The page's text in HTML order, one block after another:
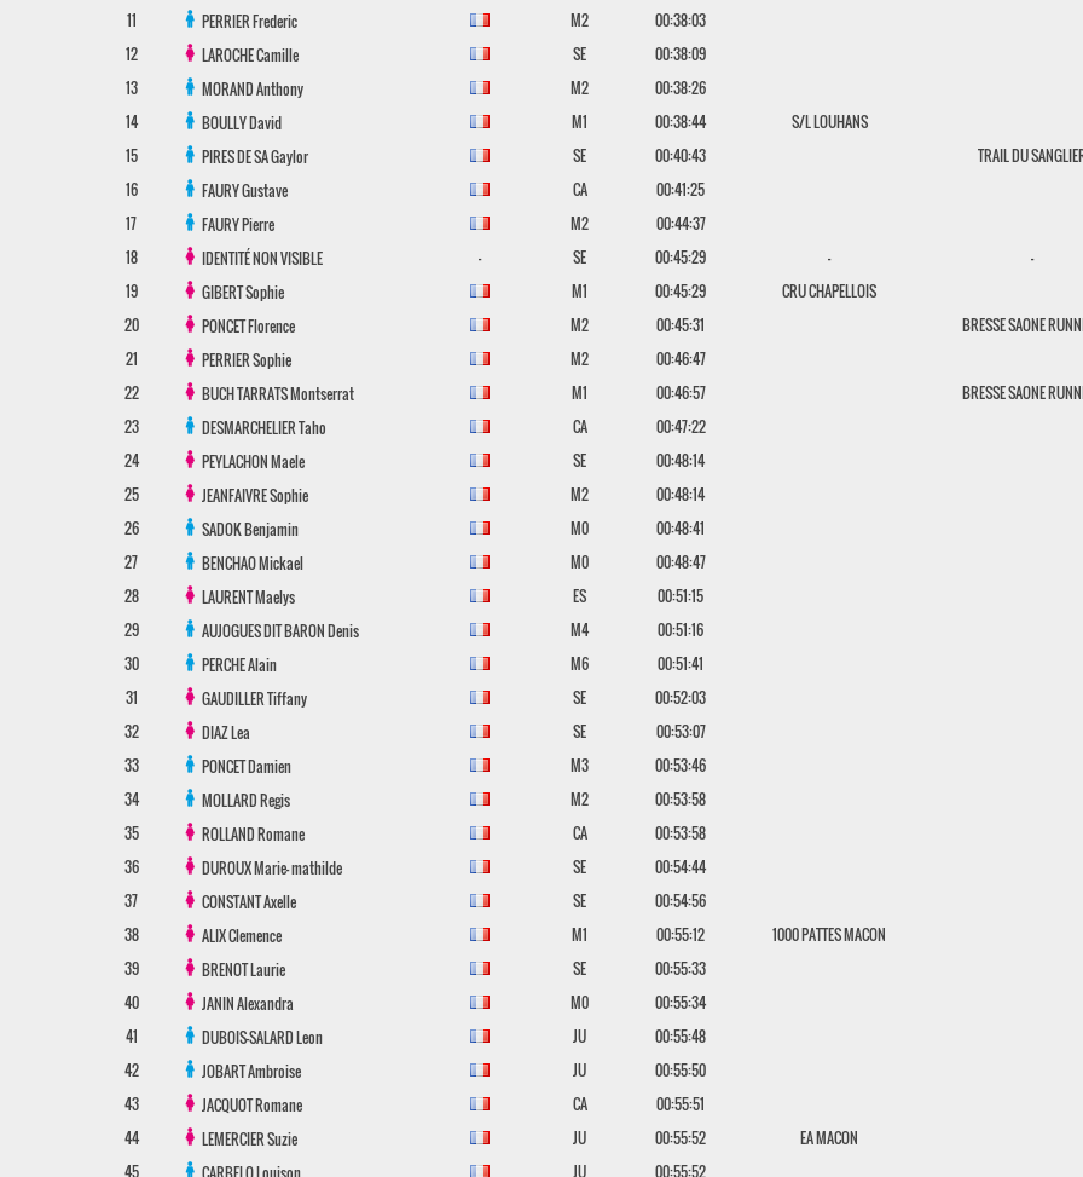
11
PERRIERFrederic M2
00:38:03
12
LAROCHECamille SE
00:38:09
13
MORANDAnthony M2
00:38:26
14
BOULLYDavid M1 00:38:44
S/L LOUHANS
15
PIRES DE SAGaylor SE 00:40:43
TRAIL DU
16
FAURYGustave CA
00:41:25
17
FAURYPierre M2
00:44:37
18
IDENTITÉ NON VISIBLE - SE 00:45:29 -
-
19
GIBERTSophie M1 00:45:29
CRU CHAPELLOIS
20
PONCETFlorence M2 00:45:31
BRESSE SAONE
21
PERRIERSophie M2
00:46:47
22
BUCH TARRATSMontserrat M1 00:46:57
BRESSE SAONE
23
DESMARCHELIERTaho CA
00:47:22
24
PEYLACHONMaele SE
00:48:14
25
JEANFAIVRESophie M2
00:48:14
26
SADOKBenjamin M0
00:48:41
27
BENCHAOMickael M0
00:48:47
28
LAURENTMaelys ES
00:51:15
29
AUJOGUES DIT BARONDenis M4
00:51:16
30
PERCHEAlain M6
00:51:41
31
GAUDILLERTiffany SE
00:52:03
32
DIAZLea SE
00:53:07
33
PONCETDamien M3
00:53:46
34
MOLLARDRegis M2
00:53:58
35
ROLLANDRomane CA
00:53:58
36
DUROUXMarie- mathilde SE
00:54:44
37
CONSTANTAxelle SE
00:54:56
38
ALIXClemence M1 00:55:12
1000 PATTES MACON
39
BRENOTLaurie SE
00:55:33
40
JANINAlexandra M0
00:55:34
41
DUBOIS-SALARDLeon JU
00:55:48
42
JOBARTAmbroise JU
00:55:50
43
JACQUOTRomane CA
00:55:51
44
LEMERCIERSuzie JU 00:55:52
EA MACON
45
CARBELOLouison JU 00:55:52